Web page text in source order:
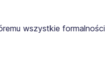
wszystkie formalności